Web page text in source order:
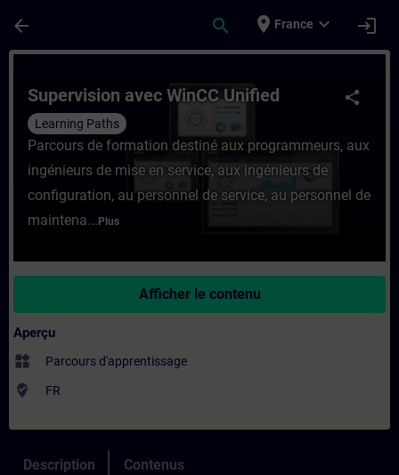
arrow_back search place France expand_more login
share
Supervision avec WinCC Unified
Learning Paths
Parcours de formation destiné aux programmeurs, aux
ingénieurs de mise en service, aux ingénieurs de
configuration, au personnel de service, au personnel de
maintena... Plus
Afficher le contenu
Aperçu
widgets Parcours d'apprentissage
where_to_vote FR
Description Contenus